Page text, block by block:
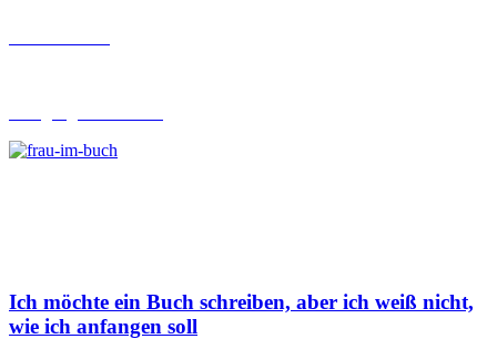
Ich möchte ein Buch schreiben, aber ich weiß nicht,
wie ich anfangen soll